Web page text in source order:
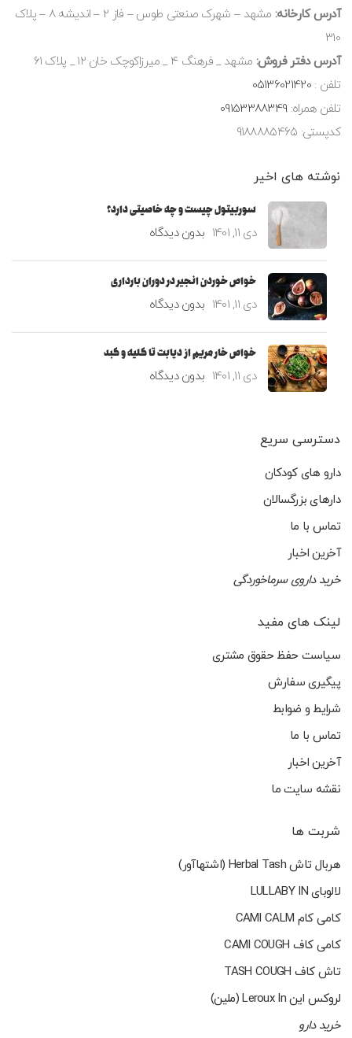
آدرس کارخانه:
مشهد – شهرک صنعتی طوس – فاز 2 – اندیشه 8 – پلاک
310
آدرس دفتر فروش: مشهد _ فرهنگ ۴ _ میرزاکوچک خان ۱۲ _ پلاک ۶۱
تلفن :05136021420
تلفن همراه:09153388349
کدپستی: ۹۱۸۸۸۸۵۴۶۵
نوشته های اخیر
سوربیتول چیست و چه خاصیتی دارد؟
دی 11, 1401 بدون دیدگاه
خواص خوردن انجیر در دوران بارداری
دی 11, 1401 بدون دیدگاه
خواص خار مریم از دیابت تا کلیه و کبد
دی 11, 1401 بدون دیدگاه
دسترسی سریع
دارو های کودکان
دارهای بزرگسالان
تماس با ما
آخرین اخبار
خرید داروی سرماخوردگی
لینک های مفید
سیاست حفظ حقوق مشتری
پیگیری سفارش
شرایط و ضوابط
تماس با ما
آخرین اخبار
نقشه سایت ما
شربت ها
هربال تاش Herbal Tash (اشتهاآور)
لالوبای LULLABY IN
کامی کام CAMI CALM
کامی کاف CAMI COUGH
تاش کاف TASH COUGH
لروکس این Leroux In (ملین)
خرید دارو